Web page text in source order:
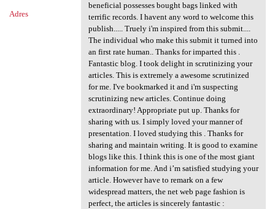
Adres
beneficial possesses bought bags linked with
terrific records. I havent any word to welcome this
publish..... Truely i'm inspired from this submit....
The individual who make this submit it turned into
an first rate human.. Thanks for imparted this .
Fantastic blog. I took delight in scrutinizing your
articles. This is extremely a awesome scrutinized
for me. I've bookmarked it and i'm suspecting
scrutinizing new articles. Continue doing
extraordinary! Appropriate put up. Thanks for
sharing with us. I simply loved your manner of
presentation. I loved studying this . Thanks for
sharing and maintain writing. It is good to examine
blogs like this. I think this is one of the most giant
information for me. And i’m satisfied studying your
article. However have to remark on a few
widespread matters, the net web page fashion is
perfect, the articles is sincerely fantastic :